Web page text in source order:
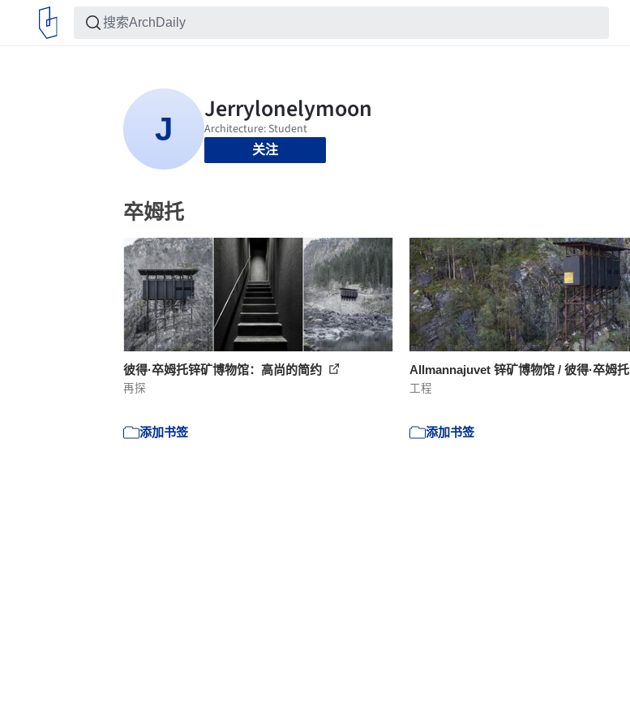
关注
卒姆托
彼得·卒姆托锌矿博物馆：高尚的简约
再探
添加书签
Allmannajuvet 锌矿博物馆 / 彼得·卒姆托
工程
添加书签